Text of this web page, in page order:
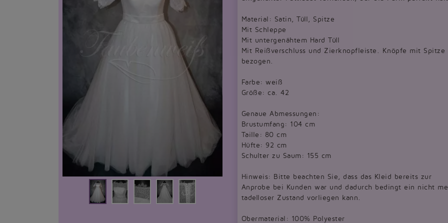
Material: Satin, Tüll, Spitze
Mit Schleppe
Mit untergenähtem Hard Tüll
Mit Reißverschluss und Zierknopfleiste. Knöpfe mit Spitze
bezogen.
Farbe: weiß
Größe: ca. 42
Genaue Abmessungen:
Brustumfang: 104 cm
Taille: 80 cm
Hüfte: 92 cm
Schulter zu Saum: 155 cm
Hinweis: Bitte beachten Sie, dass das Kleid bereits zur
Anprobe bei Kunden war und dadurch bedingt ein nicht
tadelloser Zustand vorliegen kann.
Obermaterial: 100% Polyester